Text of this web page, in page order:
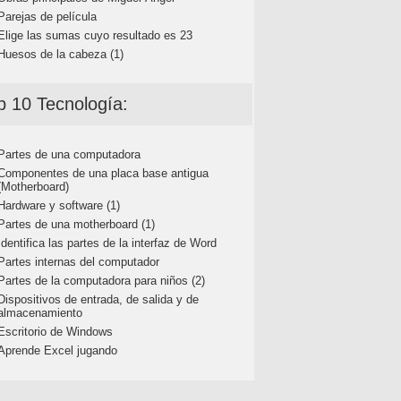
de película
las sumas cuyo resultado es 23
de la cabeza (1)
10 Tecnología:
de una computadora
de una placa base antigua
y software (1)
de una motherboard (1)
las partes de la interfaz de Word
internas del computador
de la computadora para niños (2)
de entrada, de salida y de
de Windows
Excel jugando